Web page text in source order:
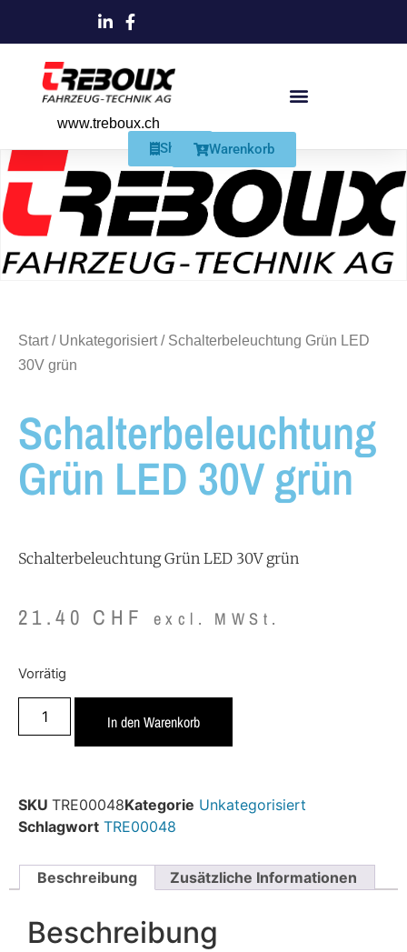
www.treboux.ch
Shop Warenkorb
Start/ Unkategorisiert/ Schalterbeleuchtung Grün LED
30V grün
Schalterbeleuchtung
Grün LED 30V grün
Schalterbeleuchtung Grün LED 30V grün
21.40 CHF excl. MWSt.
Vorrätig
In den Warenkorb
SKU TRE00048Kategorie Unkategorisiert
Schlagwort TRE00048
Beschreibung Zusätzliche Informationen
Beschreibung